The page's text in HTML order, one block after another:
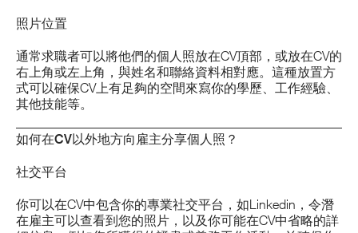
照片位置
通常求職者可以將他們的個人照放在CV頂部，或放在CV的
右上角或左上角，與姓名和聯絡資料相對應。這種放置方
式可以確保CV上有足夠的空間來寫你的學歷、工作經驗、
其他技能等。
如何在CV以外地方向雇主分享個人照？
社交平台
你可以在CV中包含你的專業社交平台，如Linkedin，令潛
在雇主可以查看到您的照片，以及你可能在CV中省略的詳